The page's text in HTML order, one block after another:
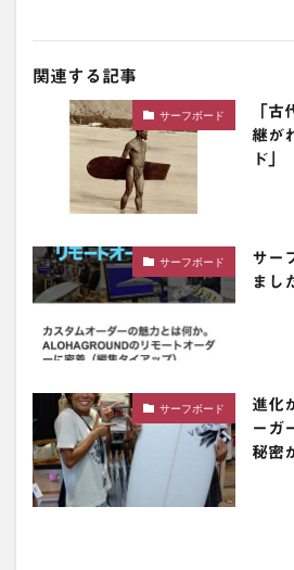
関連する記事
サーフボード
「古
継が
ド」
サーフボード
サー
まし
サーフボード
進化
ーガ
秘密